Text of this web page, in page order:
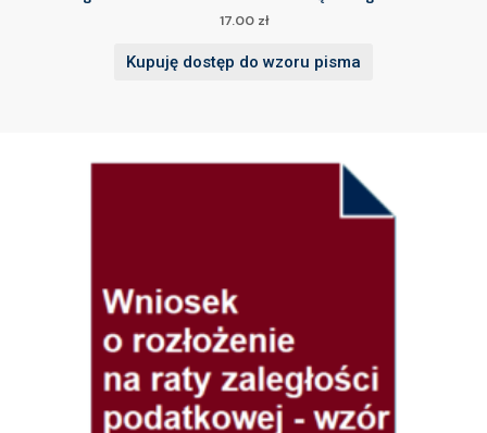
17.00 zł
Kupuję dostęp do wzoru pisma